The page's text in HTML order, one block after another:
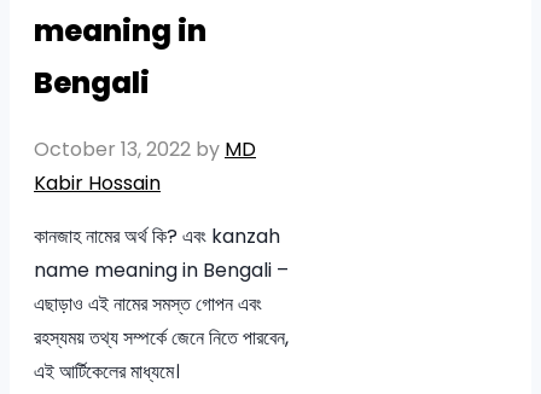
meaning in
Bengali
October 13, 2022 by MD
Kabir Hossain
কানজাহ নামের অর্থ কি? এবং kanzah
name meaning in Bengali –
এছাড়াও এই নামের সমস্ত গোপন এবং
রহস্যময় তথ্য সম্পর্কে জেনে নিতে পারবেন,
এই আর্টিকেলের মাধ্যমে।